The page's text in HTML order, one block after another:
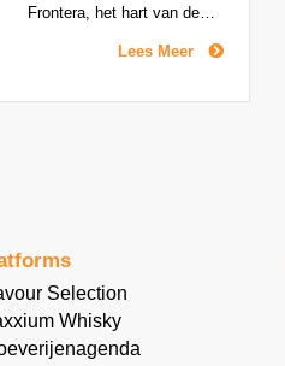
Frontera, het hart van de
uitgezocht. Een kwart eeuw
in perfectie. De new make
diverse kruidensoorten.
Macallan 25 years Sherry Oak
is een absoluut meesterwerk.
Lees Meer
Selection
Whisky